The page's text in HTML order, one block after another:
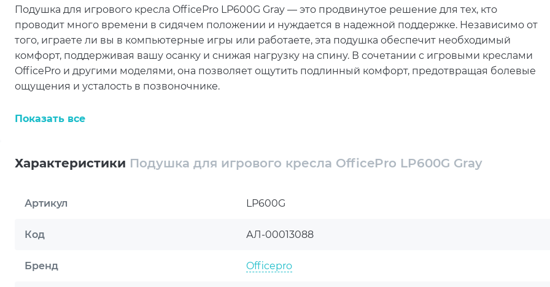
Подушка для игрового кресла OfficePro LP600G Gray — это продвинутое решение для тех, кто
проводит много времени в сидячем положении и нуждается в надежной поддержке. Независимо от
того, играете ли вы в компьютерные игры или работаете, эта подушка обеспечит необходимый
комфорт, поддерживая вашу осанку и снижая нагрузку на спину. В сочетании с игровыми креслами
OfficePro и другими моделями, она позволяет ощутить подлинный комфорт, предотвращая болевые
ощущения и усталость в позвоночнике.
много времени за компьютером. Подушка помогает снять напряжение с нижней части спины,
предотвращая возникновение болей и дискомфорта. Анатомическая форма подушки способствует
особенно актуально для людей, которые много времени проводят в сидячем положении.
Подушка предназначена для поддержания поясницы, улучшая комфорт сидения и минимизируя
вероятность развития болей в спине. Этот аксессуар станет незаменимым помощником для тех, кто
заботится о своем здоровье и длительное время сидит в кресле. Подушка OfficePro LP600G Gray
поможет снизить усталость и предотвратить перегрузку мышц спины.
Показать все
Характеристики Подушка для игрового кресла OfficePro LP600G Gray
Артикул LP600G
Код АЛ-00013088
Бренд Officepro